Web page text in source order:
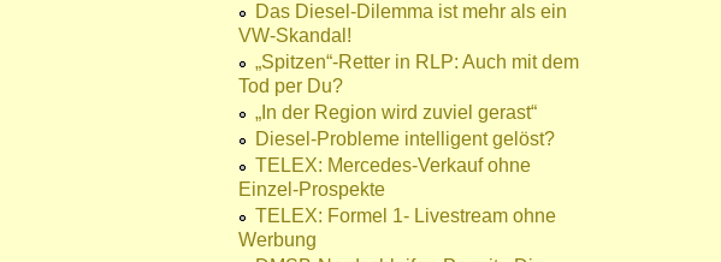
Das Diesel-Dilemma ist mehr als ein
VW-Skandal!
„Spitzen“-Retter in RLP: Auch mit dem
Tod per Du?
„In der Region wird zuviel gerast“
Diesel-Probleme intelligent gelöst?
TELEX: Mercedes-Verkauf ohne
Einzel-Prospekte
TELEX: Formel 1- Livestream ohne
Werbung